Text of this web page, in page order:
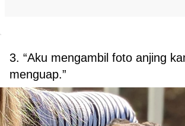
3. “Aku mengambil foto anjing
menguap.”